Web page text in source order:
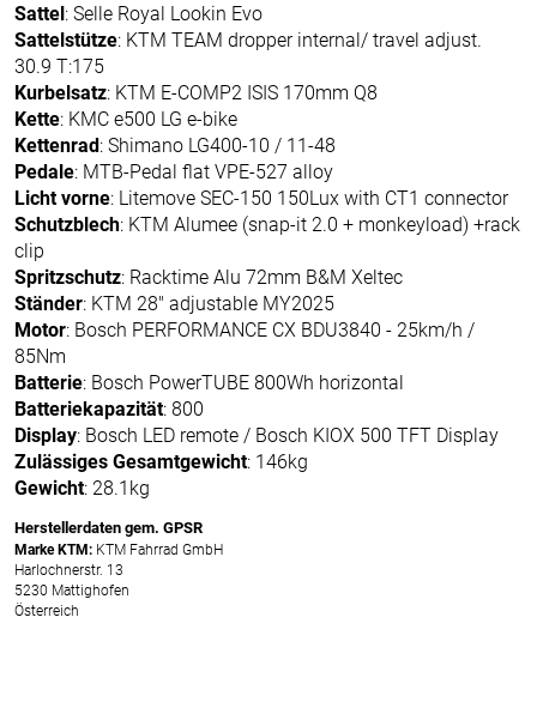
Sattel: Selle Royal Lookin Evo
Sattelstütze: KTM TEAM dropper internal/ travel adjust.
30.9 T:175
Kurbelsatz: KTM E-COMP2 ISIS 170mm Q8
Kette: KMC e500 LG e-bike
Kettenrad: Shimano LG400-10 / 11-48
Pedale: MTB-Pedal flat VPE-527 alloy
Licht vorne: Litemove SEC-150 150Lux with CT1 connector
Schutzblech: KTM Alumee (snap-it 2.0 + monkeyload) +rack
clip
Spritzschutz: Racktime Alu 72mm B&M Xeltec
Ständer: KTM 28" adjustable MY2025
Motor: Bosch PERFORMANCE CX BDU3840 - 25km/h /
85Nm
Batterie: Bosch PowerTUBE 800Wh horizontal
Batteriekapazität: 800
Display: Bosch LED remote / Bosch KIOX 500 TFT Display
Zulässiges Gesamtgewicht: 146kg
Gewicht: 28.1kg
Herstellerdaten gem. GPSR
Marke KTM: KTM Fahrrad GmbH
Harlochnerstr. 13
5230 Mattighofen
Österreich